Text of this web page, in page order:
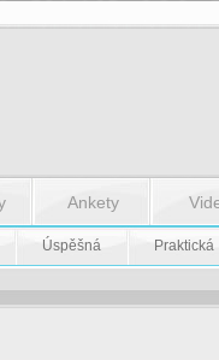
Ankety
Úspěšná Praktická